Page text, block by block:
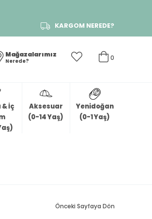
KARGOM NEREDE?
0
Mağazalarımız
Nerede?
İç
Aksesuar
(0-14 Yaş)
Yenidoğan
(0-1 Yaş)
Önceki Sayfaya Dön